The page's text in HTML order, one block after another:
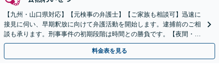
【九州・山口県対応】【元検事の弁護士】【ご家族も相談可】迅速に
接見に伺い、早期釈放に向けて弁護活動を開始します。逮捕前のご相
談も承ります。刑事事件の初期段階は時間との勝負です。【夜間・休
日対応】【完全個室】【天神駅3分】
料金表を見る